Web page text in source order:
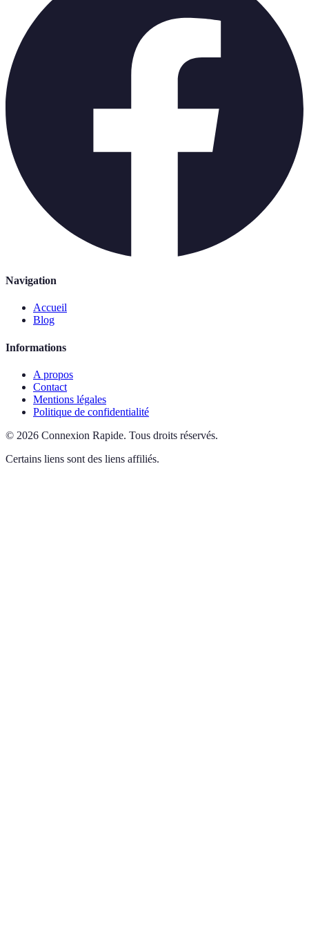
Navigation
Accueil
Blog
Informations
A propos
Contact
Mentions légales
Politique de confidentialité
© 2026 Connexion Rapide. Tous droits réservés.
Certains liens sont des liens affiliés.